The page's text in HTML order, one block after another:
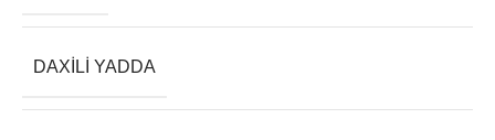
DAXILI YADDA